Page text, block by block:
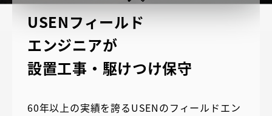
USENフィールド
エンジニアが
設置工事・駆けつけ保守
60年以上の実績を誇るUSENのフィールドエン